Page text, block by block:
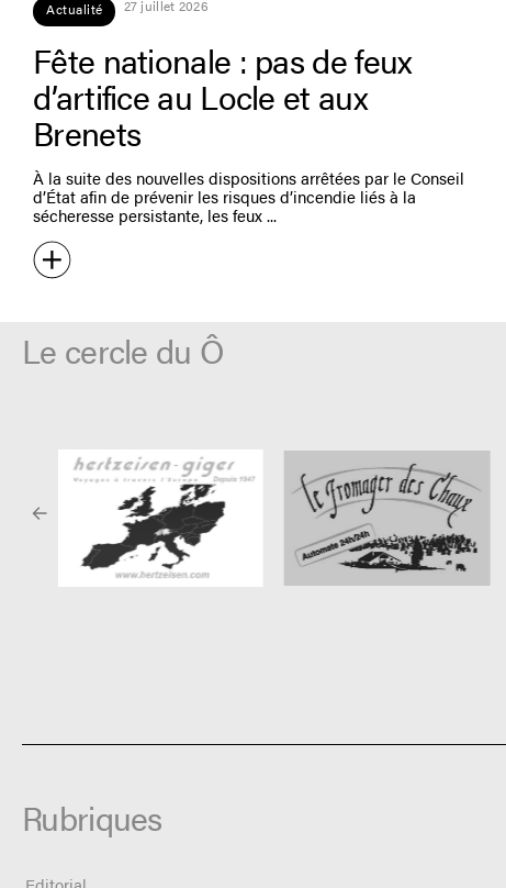
Actualité 27 juillet 2026
Fête nationale : pas de feux
d’artifice au Locle et aux
Brenets
À la suite des nouvelles dispositions arrêtées par le Conseil
d’État afin de prévenir les risques d’incendie liés à la
sécheresse persistante, les feux
Le cercle du Ô
Rubriques